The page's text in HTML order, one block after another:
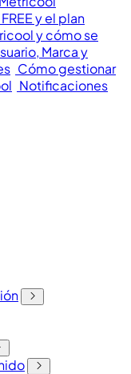
y el plan
y cómo se
Marca y
Cómo gestionar
Notificaciones